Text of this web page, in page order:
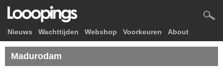
Nieuws Wachttijden Webshop Voorkeuren About
Madurodam